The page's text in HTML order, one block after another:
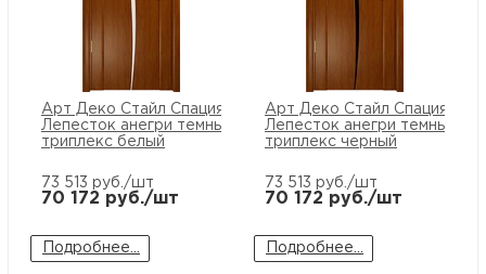
Арт Деко Стайл Спация
Лепесток анегри темный
триплекс белый
73 513 руб./шт
70 172 руб./шт
Подробнее...
Арт Деко Стайл Спация
Лепесток анегри темный
триплекс черный
73 513 руб./шт
70 172 руб./шт
Подробнее...